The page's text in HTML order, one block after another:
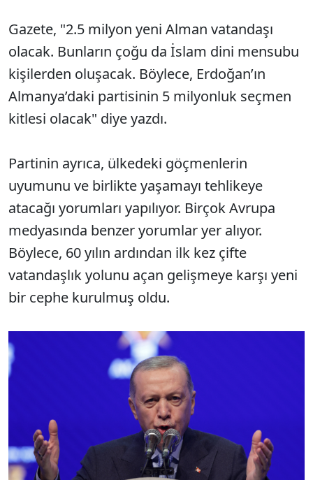
Gazete, "2.5 milyon yeni Alman vatandaşı
olacak. Bunların çoğu da İslam dini mensubu
kişilerden oluşacak. Böylece, Erdoğan’ın
Almanya’daki partisinin 5 milyonluk seçmen
kitlesi olacak" diye yazdı.
Partinin ayrıca, ülkedeki göçmenlerin
uyumunu ve birlikte yaşamayı tehlikeye
atacağı yorumları yapılıyor. Birçok Avrupa
medyasında benzer yorumlar yer alıyor.
Böylece, 60 yılın ardından ilk kez çifte
vatandaşlık yolunu açan gelişmeye karşı yeni
bir cephe kurulmuş oldu.